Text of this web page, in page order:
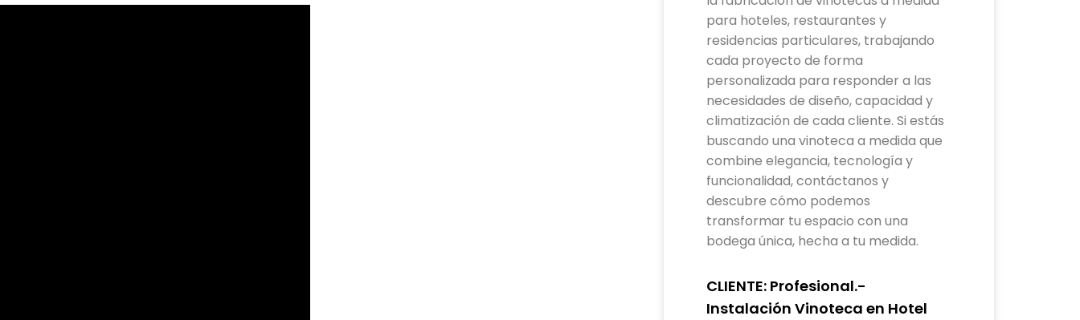
para hoteles, restaurantes y
residencias particulares, trabajando
cada proyecto de forma
personalizada para responder a las
necesidades de diseño, capacidad y
climatización de cada cliente. Si estás
buscando una vinoteca a medida que
combine elegancia, tecnología y
funcionalidad, contáctanos y
descubre cómo podemos
transformar tu espacio con una
bodega única, hecha a tu medida.
CLIENTE: Profesional.-
Instalación Vinoteca en Hotel